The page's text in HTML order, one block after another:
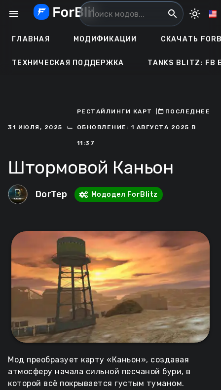
menu search light_mode
ГЛАВНАЯ МОДИФИКАЦИИ СКАЧАТЬ
ТЕХНИЧЕСКАЯ ПОДДЕРЖКА TANKS BLITZ: FB
31 ИЮЛЯ, 2025 ⌙
РЕСТАЙЛИНГИ КАРТ ㅤПОСЛЕДНЕЕ
ОБНОВЛЕНИЕ: 1 АВГУСТА 2025 В
11:37
Штормовой Каньон
DorTep Мододел ForBlitz
Мод преобразует карту «Каньон», создавая
атмосферу начала сильной песчаной бури, в
которой всё покрывается густым туманом.